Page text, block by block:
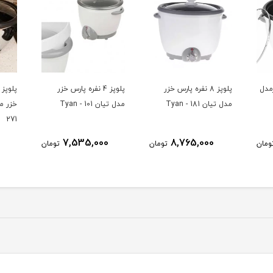
پلوپز 4 نفره پارس خزر
مدل تیان 101 - Tyan
7,535,000 تومان
پلوپز 12 نفره استیل پارس
10,071,000 تومان
181